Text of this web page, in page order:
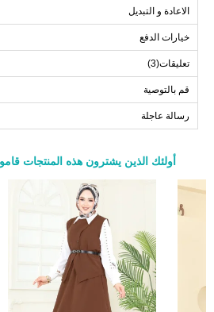
38
42
110
44
114
التنانير مقاسات
الحجم
38
40
42
44
46
الاعادة و التبديل
خيارات الدفع
تعليقات(3)
قم بالتوصية
رسالة عاجلة
أولئك الذين يشترون هذه المنتجات